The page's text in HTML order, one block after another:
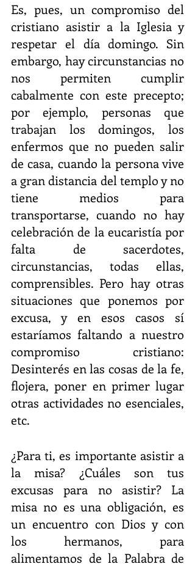
Es, pues, un compromiso del
cristiano asistir a la Iglesia y
respetar el día domingo. Sin
embargo, hay circunstancias no
nos permiten cumplir
cabalmente con este precepto;
por ejemplo, personas que
trabajan los domingos, los
enfermos que no pueden salir
de casa, cuando la persona vive
a gran distancia del templo y no
tiene medios para
transportarse, cuando no hay
celebración de la eucaristía por
falta de sacerdotes,
circunstancias, todas ellas,
comprensibles. Pero hay otras
situaciones que ponemos por
excusa, y en esos casos sí
estaríamos faltando a nuestro
compromiso cristiano:
Desinterés en las cosas de la fe,
flojera, poner en primer lugar
otras actividades no esenciales,
etc.
¿Para ti, es importante asistir a
la misa? ¿Cuáles son tus
excusas para no asistir? La
misa no es una obligación, es
un encuentro con Dios y con
los hermanos, para
alimentamos de la Palabra de